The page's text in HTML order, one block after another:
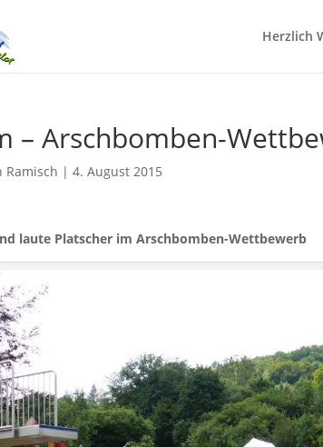
Herzlich
– Arschbomben-
Ramisch |4. August 2015
laute Platscher imArschbomben-Wettbewerb